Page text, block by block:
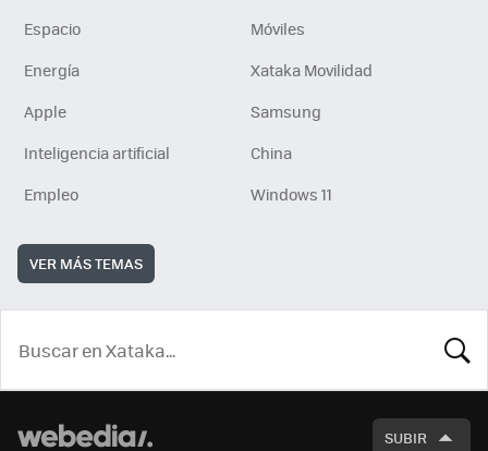
Espacio
Móviles
Energía
Xataka Movilidad
Apple
Samsung
Inteligencia artificial
China
Empleo
Windows 11
VER MÁS TEMAS
SUBIR